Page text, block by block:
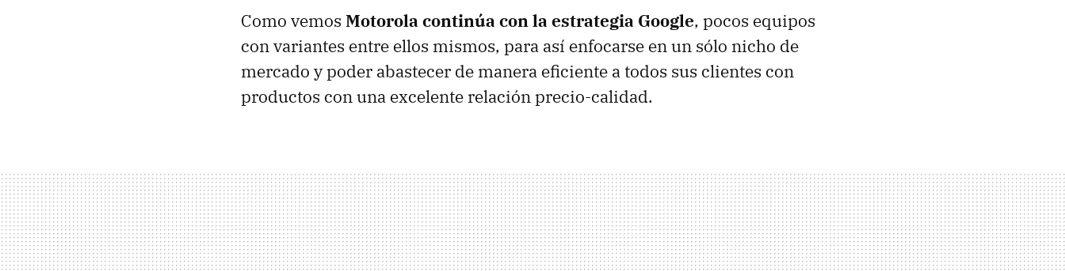
Como vemos Motorola continúa con la estrategia Google, pocos equipos
con variantes entre ellos mismos, para así enfocarse en un sólo nicho de
mercado y poder abastecer de manera eficiente a todos sus clientes con
productos con una excelente relación precio-calidad.